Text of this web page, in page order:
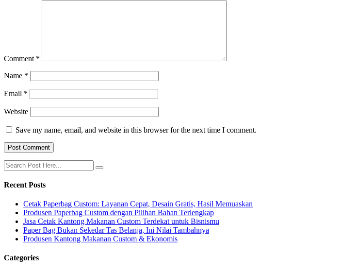
Comment *
Name *
Email *
Website
Save my name, email, and website in this browser for the next time I comment.
Recent Posts
Cetak Paperbag Custom: Layanan Cepat, Desain Gratis, Hasil Memuaskan
Produsen Paperbag Custom dengan Pilihan Bahan Terlengkap
Jasa Cetak Kantong Makanan Custom Terdekat untuk Bisnismu
Paper Bag Bukan Sekedar Tas Belanja, Ini Nilai Tambahnya
Produsen Kantong Makanan Custom & Ekonomis
Categories